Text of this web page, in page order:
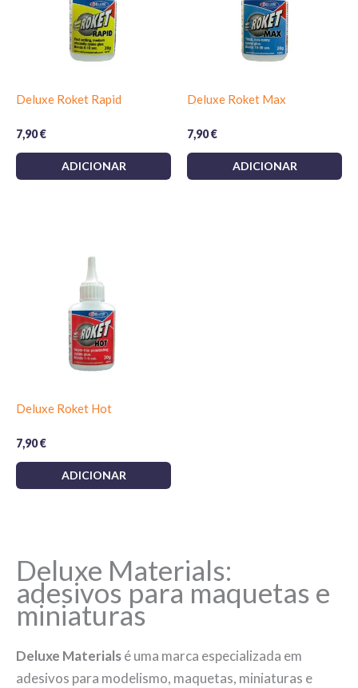
Deluxe Roket Rapid
7,90€
ADICIONAR
Deluxe Roket Max
7,90€
ADICIONAR
Deluxe Roket Hot
7,90€
ADICIONAR
Deluxe Materials:
adesivos para maquetas e
miniaturas
Deluxe Materialsé uma marca especializada em
adesivos para modelismo, maquetas, miniaturas e